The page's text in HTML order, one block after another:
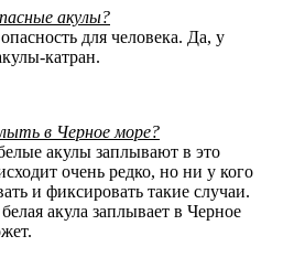
акулы?
для человека. Да, у
катран.
в Черное море?
акулы заплывают в это
очень редко, но ни у кого
и фиксировать такие случаи.
акула заплывает в Черное